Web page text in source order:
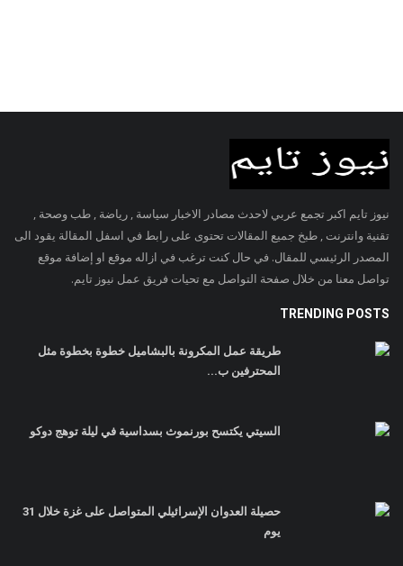
نيوز تايم اكبر تجمع عربي لاحدث مصادر الاخبار سياسة , رياضة , طب وصحة ,
تقنية وانترنت , طبخ جميع المقالات تحتوى على رابط في اسفل المقالة يقود الى
المصدر الرئيسي للمقال. في حال كنت ترغب في ازاله موقع او إضافة موقع
تواصل معنا من خلال صفحة التواصل مع تحيات فريق عمل نيوز تايم.
TRENDING POSTS
طريقة عمل المكرونة بالبشاميل خطوة بخطوة مثل
المحترفين ب...
السيتي يكتسح بورنموث بسداسية في ليلة توهج دوكو
حصيلة العدوان الإسرائيلي المتواصل على غزة خلال 31
يوم